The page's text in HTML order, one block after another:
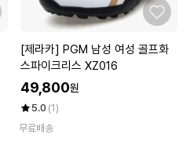
[제라카] PGM 남성 여성 골프화
스파이크리스 XZ016
49,800원
5.0 (1)
무료배송